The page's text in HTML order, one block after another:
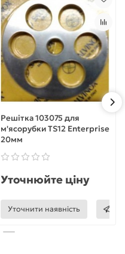
Решітка 103075 для
м'ясорубки TS12 Enterprise
20мм
Уточнюйте ціну
Уточнити наявність